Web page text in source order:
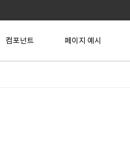
컴포넌트 페이지 예시